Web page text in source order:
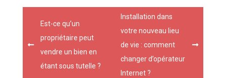
avantages ?
navigation
Est-ce qu’un
propriétaire peut
vendre un bien en
étant sous tutelle ?
Installation dans
votre nouveau lieu
de vie : comment
changer d’opérateur
Internet ?